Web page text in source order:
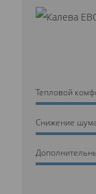
Тепловой
Cнижение